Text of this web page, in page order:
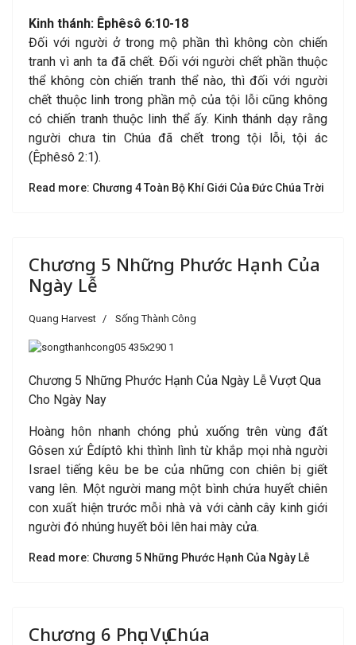
Kinh thánh: Êphêsô 6:10-18
Đối với người ở trong mộ phần thì không còn chiến
tranh vì anh ta đã chết. Đối với người chết phần thuộc
thể không còn chiến tranh thể nào, thì đối với người
chết thuộc linh trong phần mộ của tội lỗi cũng không
có chiến tranh thuộc linh thể ấy. Kinh thánh dạy rằng
người chưa tin Chúa đã chết trong tội lỗi, tội ác
(Êphêsô 2:1).
Read more: Chương 4 Toàn Bộ Khí Giới Của Đức Chúa Trời
Chương 5 Những Phước Hạnh Của
Ngày Lễ
Quang Harvest Sống Thành Công
Chương 5 Những Phước Hạnh Của Ngày Lễ Vượt Qua
Cho Ngày Nay
Hoàng hôn nhanh chóng phủ xuống trên vùng đất
Gôsen xứ Êdíptô khi thình lình từ khắp mọi nhà người
Israel tiếng kêu be be của những con chiên bị giết
vang lên. Một người mang một bình chứa huyết chiên
con xuất hiện trước mỗi nhà và với cành cây kinh giới
người đó nhúng huyết bôi lên hai mày cửa.
Read more: Chương 5 Những Phước Hạnh Của Ngày Lễ
Chương 6 Phục Vụ Chúa